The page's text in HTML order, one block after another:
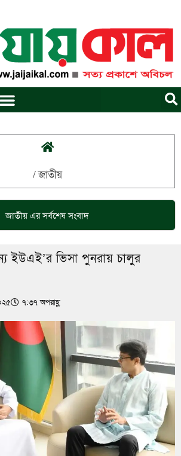
/জাতীয়
জাতীয়এর সর্বশেষ সংবাদ
ইউএই’র ভিসা পুনরায় চালুর
৭:৩৭ অপরাহ্ণ